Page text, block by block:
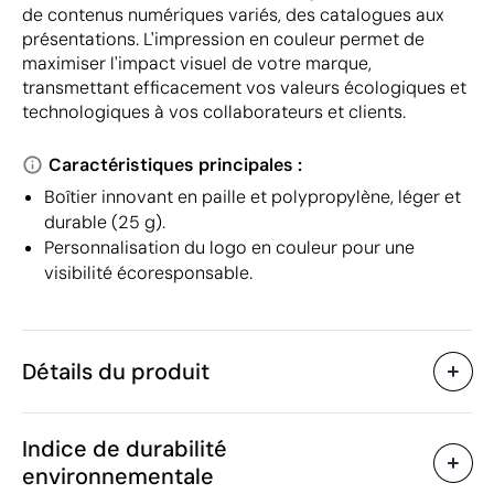
de contenus numériques variés, des catalogues aux
présentations. L'impression en couleur permet de
maximiser l'impact visuel de votre marque,
transmettant efficacement vos valeurs écologiques et
technologiques à vos collaborateurs et clients.
Caractéristiques principales :
Boîtier innovant en paille et polypropylène, léger et
durable (25 g).
Personnalisation du logo en couleur pour une
visibilité écoresponsable.
Détails du produit
Caractéristiques
Code du produit
Poids
Indice de durabilité
environnementale